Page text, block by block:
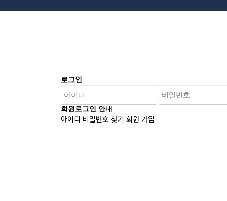
로그인
회원로그인 안내
아이디 비밀번호 찾기 회원 가입